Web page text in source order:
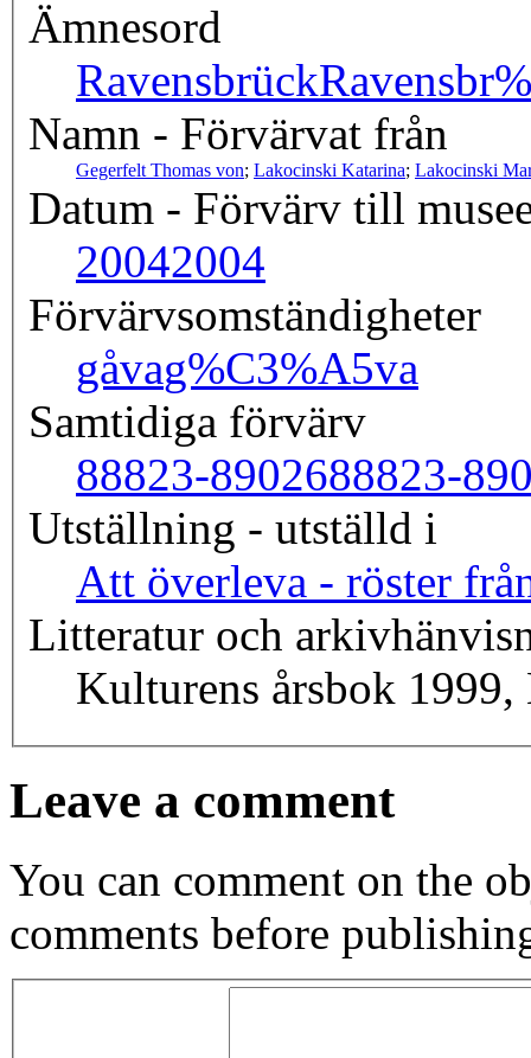
Ämnesord
Ravensbrück
Namn - Förvärvat från
Gegerfelt Thomas von; Lakocinski Katarina; Lakocinski
Datum - Förvärv till
20042004
Förvärvsomständigheter
gåvag%C3%A5va
Samtidiga förvärv
88823-8902688823-
Utställning - utställd i
Att överleva - röster
Litteratur och
Kulturens årsbok
Leave a comment
You can comment on the
comments before